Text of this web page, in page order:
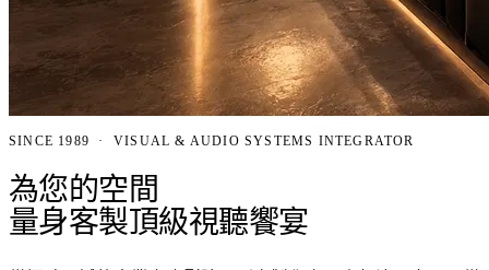
SINCE 1989 · VISUAL & AUDIO SYSTEMS INTEGRATOR
為您的空間
量身客製頂級視聽饗宴